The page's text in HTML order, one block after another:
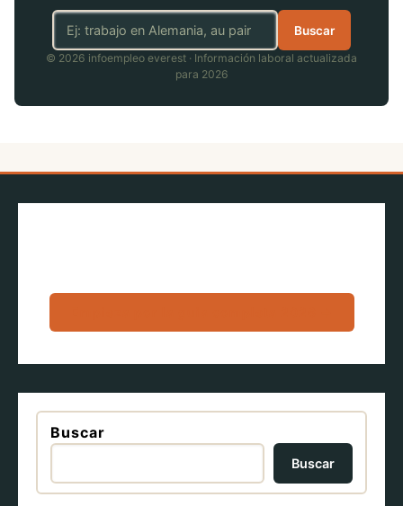
Buscar
© 2026 infoempleo everest · Información laboral actualizada
para 2026
Buscar
Buscar